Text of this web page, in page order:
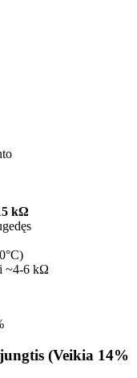
kΩ
~4-6 kΩ
(Veikia 14%